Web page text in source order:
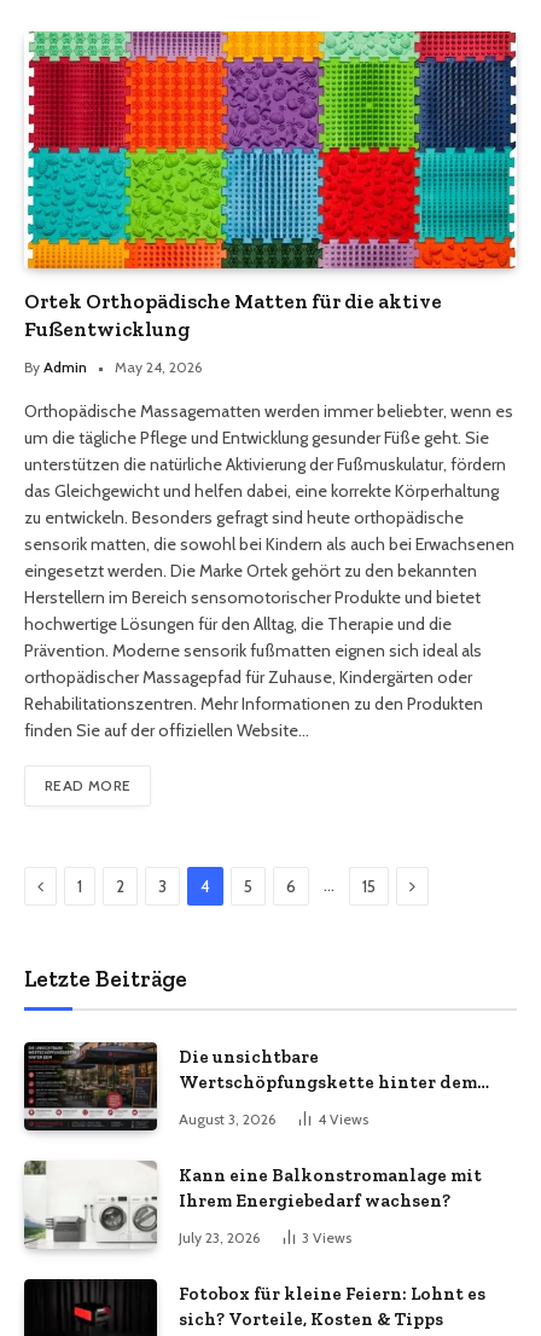
Ortek Orthopädische Matten für die aktive
Fußentwicklung
By Admin May 24, 2026
Orthopädische Massagematten werden immer beliebter, wenn es
um die tägliche Pflege und Entwicklung gesunder Füße geht. Sie
unterstützen die natürliche Aktivierung der Fußmuskulatur, fördern
das Gleichgewicht und helfen dabei, eine korrekte Körperhaltung
zu entwickeln. Besonders gefragt sind heute orthopädische
sensorik matten, die sowohl bei Kindern als auch bei Erwachsenen
eingesetzt werden. Die Marke Ortek gehört zu den bekannten
Herstellern im Bereich sensomotorischer Produkte und bietet
hochwertige Lösungen für den Alltag, die Therapie und die
Prävention. Moderne sensorik fußmatten eignen sich ideal als
orthopädischer Massagepfad für Zuhause, Kindergärten oder
Rehabilitationszentren. Mehr Informationen zu den Produkten
finden Sie auf der offiziellen Website…
READ MORE
Previous
1 2 3 4 5 6 … 15 Next
Letzte Beiträge
Die unsichtbare
Wertschöpfungskette hinter dem
Sonnenschirm: Was Import-
Ökonomie, EU-Fertigung und
wirklich bedeuten
August 3, 2026 4 Views
Kann eine Balkonstromanlage mit
Ihrem Energiebedarf wachsen?
July 23, 2026 3 Views
Fotobox für kleine Feiern: Lohnt es
sich? Vorteile, Kosten & Tipps